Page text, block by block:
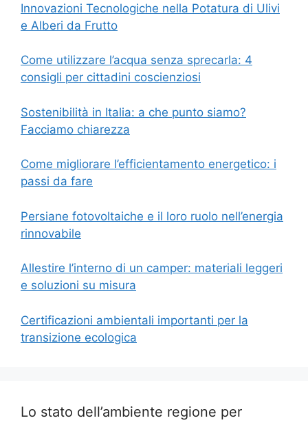
Innovazioni Tecnologiche nella Potatura di Ulivi
e Alberi da Frutto
Come utilizzare l’acqua senza sprecarla: 4
consigli per cittadini coscienziosi
Sostenibilità in Italia: a che punto siamo?
Facciamo chiarezza
Come migliorare l’efficientamento energetico: i
passi da fare
Persiane fotovoltaiche e il loro ruolo nell’energia
rinnovabile
Allestire l’interno di un camper: materiali leggeri
e soluzioni su misura
Certificazioni ambientali importanti per la
transizione ecologica
Lo stato dell’ambiente regione per